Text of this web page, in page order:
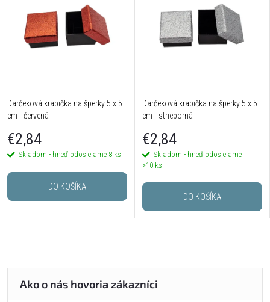
Darčeková krabička na šperky 5 x 5
cm - červená
€2,84
Skladom - hneď odosielame 8 ks
DO KOŠÍKA
Darčeková krabička na šperky 5 x 5
cm - strieborná
€2,84
Skladom - hneď odosielame
>10 ks
DO KOŠÍKA